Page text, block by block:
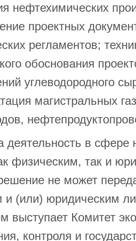
нефтехимических
проектных
регламентов;
обоснования
углеводородного
магистральных
деятельность в сфере
физическим, так и
не может
и (или) юридическим
выступает Комитет
контроля и